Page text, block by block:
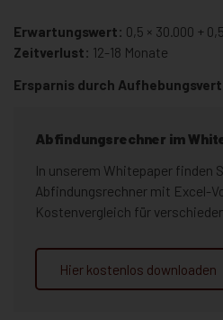
Erwartungswert: 0,5 × 30.000 +
Zeitverlust: 12-18 Monate
Ersparnis durch
Abfindungsrechner im
In unserem Whitepaper finden
Abfindungsrechner mit Excel-
Kostenvergleich für
Hier kostenlos downloaden